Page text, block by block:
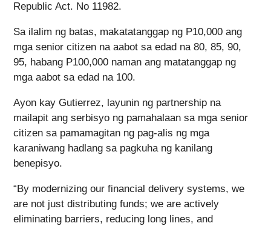
Republic Act. No 11982.
Sa ilalim ng batas, makatatanggap ng P10,000 ang
mga senior citizen na aabot sa edad na 80, 85, 90,
95, habang P100,000 naman ang matatanggap ng
mga aabot sa edad na 100.
Ayon kay Gutierrez, layunin ng partnership na
mailapit ang serbisyo ng pamahalaan sa mga senior
citizen sa pamamagitan ng pag-alis ng mga
karaniwang hadlang sa pagkuha ng kanilang
benepisyo.
“By modernizing our financial delivery systems, we
are not just distributing funds; we are actively
eliminating barriers, reducing long lines, and